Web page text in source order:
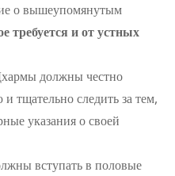
о вышеупомянутым
требуется и от устных
должны честно
тщательно следить за тем,
указания о своей
вступать в половые